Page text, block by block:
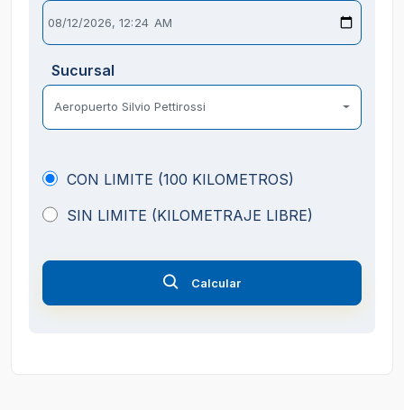
Sucursal
Aeropuerto Silvio Pettirossi
CON LIMITE (100 KILOMETROS)
SIN LIMITE (KILOMETRAJE LIBRE)
Calcular